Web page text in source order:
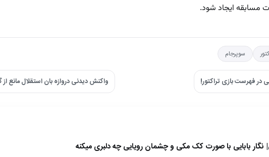
مسابقه ایجاد شود.
سوپرجام
در فهرست بازی تراکتور! واکنش دیدنی دروازه بان استقلال مانع
بابایی با صورت کک مکی و چشمان رویایی چه دلبری میکنه